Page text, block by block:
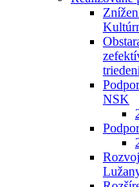
NSK